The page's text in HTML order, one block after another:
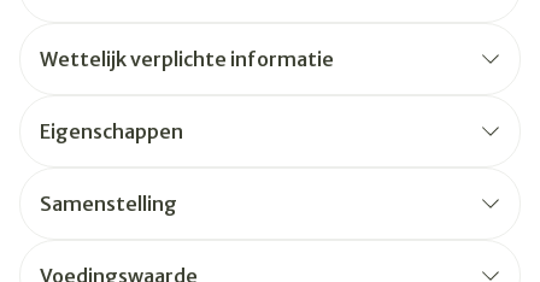
Wettelijk verplichte informatie
Eigenschappen
Samenstelling
Voedingswaarde